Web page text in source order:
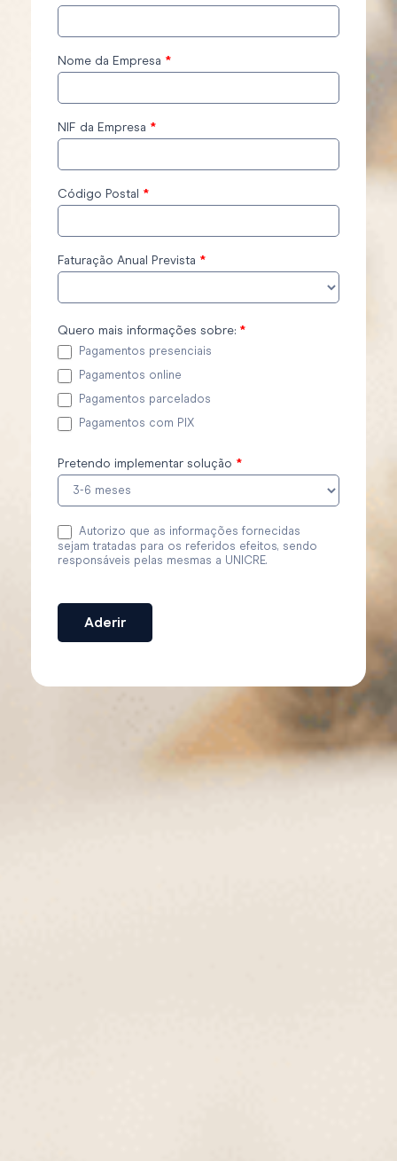
Nome da Empresa *
NIF da Empresa *
Código Postal *
Faturação Anual Prevista *
Quero mais informações sobre: *
Pagamentos presenciais
Pagamentos online
Pagamentos parcelados
Pagamentos com PIX
Pretendo implementar solução *
Autorizo que as informações fornecidas
sejam tratadas para os referidos efeitos, sendo
responsáveis pelas mesmas a UNICRE.
Aderir